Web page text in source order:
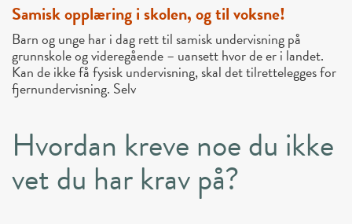
Samisk opplæring i skolen, og til voksne!
Barn og unge har i dag rett til samisk undervisning på
grunnskole og videregående – uansett hvor de er i landet.
Kan de ikke få fysisk undervisning, skal det tilrettelegges for
fjernundervisning. Selv
Hvordan kreve noe du ikke
vet du har krav på?